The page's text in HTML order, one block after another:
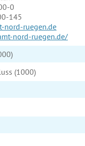
0
145
nord-ruegen.de
nord-ruegen.de/
(1000)